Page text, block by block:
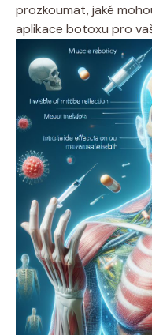
prozkoumat, jaké
aplikace botoxu pro